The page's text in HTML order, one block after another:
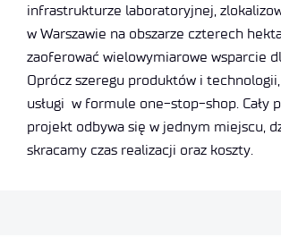
infrastrukturze laboratoryjnej,
w Warszawie na obszarze czterech
zaoferować wielowymiarowe wsparcie
Oprócz szeregu produktów i
usługi w formule one-stop-shop. Cały
projekt odbywa się w jednym miejscu,
skracamy czas realizacji oraz koszty.